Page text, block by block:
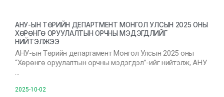
АНУ-ЫН ТӨРИЙН ДЕПАРТМЕНТ МОНГОЛ УЛСЫН 2025 ОНЫ
ХӨРӨНГӨ ОРУУЛАЛТЫН ОРЧНЫ МЭДЭГДЛИЙГ
НИЙТЭЛЖЭЭ
АНУ-ын Төрийн департамент Монгол Улсын 2025 оны
“Хөрөнгө оруулалтын орчны мэдэгдэл”-ийг нийтэлж, АНУ
…
2025-10-02